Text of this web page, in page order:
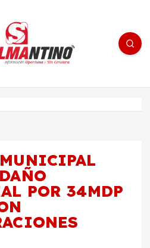
- medios/noticias/editorial
POR 34MDP